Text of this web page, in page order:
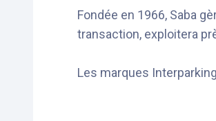
Fondée en 1966, Saba
transaction, exploitera
Les marques